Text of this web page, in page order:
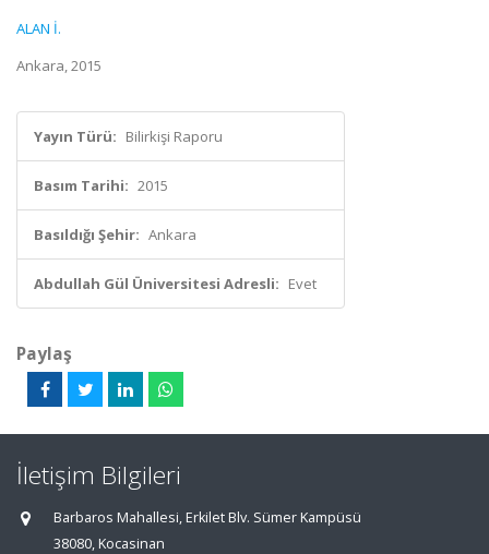
ALAN İ.
Ankara, 2015
Yayın Türü: Bilirkişi Raporu
Basım Tarihi: 2015
Basıldığı Şehir: Ankara
Abdullah Gül Üniversitesi Adresli: Evet
Paylaş
İletişim Bilgileri
Barbaros Mahallesi, Erkilet Blv. Sümer Kampüsü
38080, Kocasinan